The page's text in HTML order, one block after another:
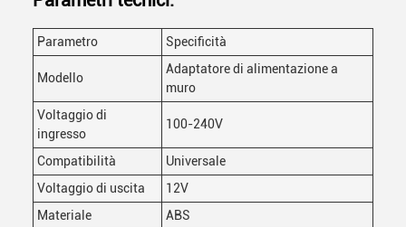
Parametro Specificità
Modello
Adaptatore di alimentazione a
muro
Voltaggio di
ingresso
100-240V
Compatibilità
Universale
Voltaggio di uscita
12V
Materiale
ABS